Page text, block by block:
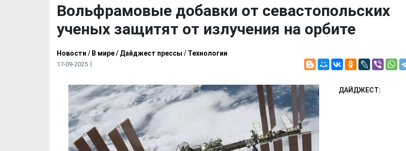
Вольфрамовые добавки от севастопольских
ученых защитят от излучения на орбите
Новости / В мире/ Дайджест прессы / Технологии
17-09-2025
ДАЙДЖЕСТ: